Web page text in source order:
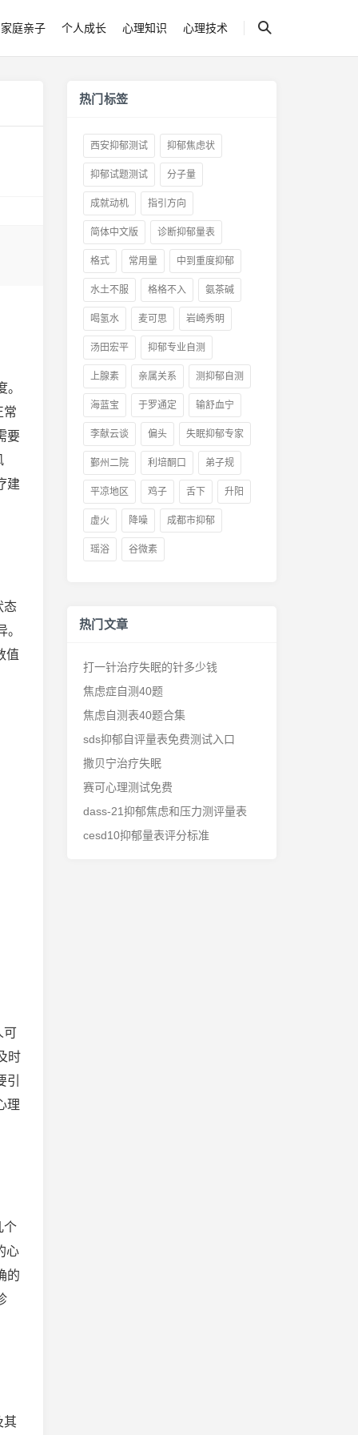
家庭亲子 个人成长 心理知识 心理技术
常
要
建
态
值
可
时
理
个
心
的
其
热门标签
西安抑郁测试 抑郁焦虑状
抑郁试题测试 分子量
成就动机 指引方向
简体中文版 诊断抑郁量表
格式 常用量 中到重度抑郁
水土不服 格格不入 氨茶碱
喝氢水 麦可思 岩崎秀明
汤田宏平 抑郁专业自测
上腺素 亲属关系 测抑郁自测
海蓝宝 于罗通定 输舒血宁
李献云谈 偏头 失眠抑郁专家
鄞州二院 利培酮口 弟子规
平凉地区 鸡子 舌下 升阳
虚火 降噪 成都市抑郁
瑶浴 谷微素
热门文章
打一针治疗失眠的针多少钱
焦虑症自测40题
焦虑自测表40题合集
sds抑郁自评量表免费测试入口
撒贝宁治疗失眠
赛可心理测试免费
dass-21抑郁焦虑和压力测评量表
cesd10抑郁量表评分标准